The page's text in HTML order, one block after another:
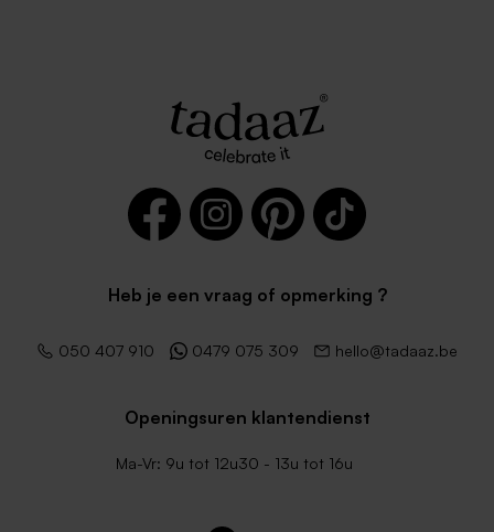
Heb je een vraag of opmerking ?
050 407 910 0479 075 309 hello@tadaaz.be
Openingsuren klantendienst
Ma-Vr: 9u tot 12u30 - 13u tot 16u